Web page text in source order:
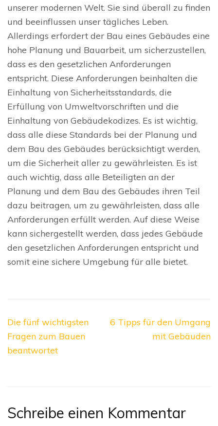
unserer modernen Welt. Sie sind überall zu finden
und beeinflussen unser tägliches Leben.
Allerdings erfordert der Bau eines Gebäudes eine
hohe Planung und Bauarbeit, um sicherzustellen,
dass es den gesetzlichen Anforderungen
entspricht. Diese Anforderungen beinhalten die
Einhaltung von Sicherheitsstandards, die
Erfüllung von Umweltvorschriften und die
Einhaltung von Gebäudekodizes. Es ist wichtig,
dass alle diese Standards bei der Planung und
dem Bau des Gebäudes berücksichtigt werden,
um die Sicherheit aller zu gewährleisten. Es ist
auch wichtig, dass alle Beteiligten an der
Planung und dem Bau des Gebäudes ihren Teil
dazu beitragen, um zu gewährleisten, dass alle
Anforderungen erfüllt werden. Auf diese Weise
kann sichergestellt werden, dass jedes Gebäude
den gesetzlichen Anforderungen entspricht und
somit eine sichere Umgebung für alle bietet.
Beitragsnavigation
Die fünf wichtigsten
Fragen zum Bauen
beantwortet
6 Tipps für den Umgang
mit Gebäuden
Schreibe einen Kommentar